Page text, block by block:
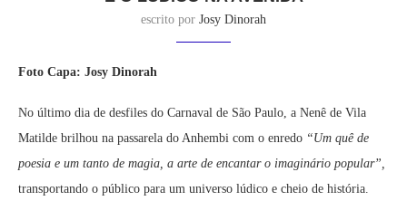
escrito por Josy Dinorah
Foto Capa: Josy Dinorah
No último dia de desfiles do Carnaval de São Paulo, a Nenê de Vila
Matilde brilhou na passarela do Anhembi com o enredo “Um quê de
poesia e um tanto de magia, a arte de encantar o imaginário popular”,
transportando o público para um universo lúdico e cheio de história.